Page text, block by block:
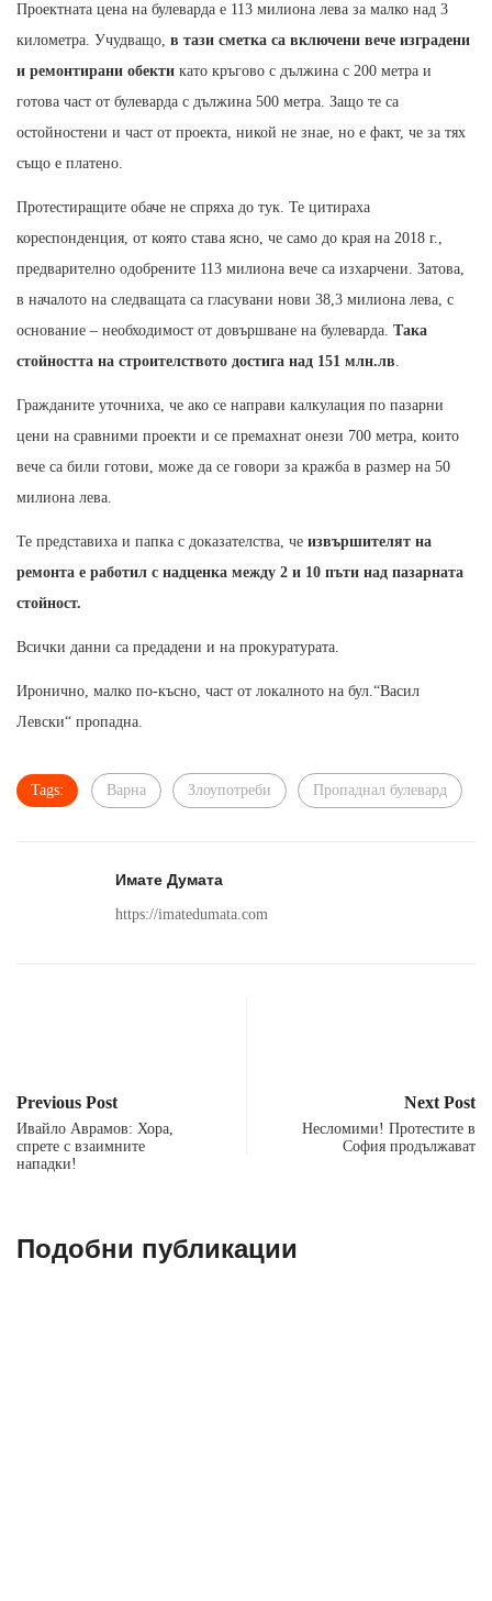
Проектната цена на булеварда е 113 милиона лева за малко над 3
километра. Учудващо, в тази сметка са включени вече изградени
и ремонтирани обекти като кръгово с дължина с 200 метра и
готова част от булеварда с дължина 500 метра. Защо те са
остойностени и част от проекта, никой не знае, но е факт, че за тях
също е платено.
Протестиращите обаче не спряха до тук. Те цитираха
кореспонденция, от която става ясно, че само до края на 2018 г.,
предварително одобрените 113 милиона вече са изхарчени. Затова,
в началото на следващата са гласувани нови 38,3 милиона лева, с
основание – необходимост от довършване на булеварда. Така
стойността на строителството достига над 151 млн.лв.
Гражданите уточниха, че ако се направи калкулация по пазарни
цени на сравними проекти и се премахнат онези 700 метра, които
вече са били готови, може да се говори за кражба в размер на 50
милиона лева.
Те представиха и папка с доказателства, че извършителят на
ремонта е работил с надценка между 2 и 10 пъти над пазарната
стойност.
Всички данни са предадени и на прокуратурата.
Иронично, малко по-късно, част от локалното на бул.“Васил
Левски“ пропадна.
Tags: Варна Злоупотреби Пропаднал булевард
Имате Думата
https://imatedumata.com
Previous Post
Ивайло Аврамов: Хора,
спрете с взаимните
нападки!
Next Post
Несломими! Протестите в
София продължават
Подобни публикации